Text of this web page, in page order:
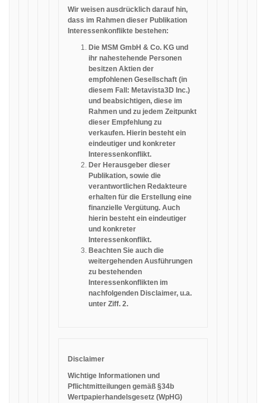
Wir weisen ausdrücklich darauf hin,
dass im Rahmen dieser Publikation
Interessenkonflikte bestehen:
Die MSM GmbH & Co. KG und
ihr nahestehende Personen
besitzen Aktien der
empfohlenen Gesellschaft (in
diesem Fall: Metavista3D Inc.)
und beabsichtigen, diese im
Rahmen und zu jedem Zeitpunkt
dieser Empfehlung zu
verkaufen. Hierin besteht ein
eindeutiger und konkreter
Interessenkonflikt.
Der Herausgeber dieser
Publikation, sowie die
verantwortlichen Redakteure
erhalten für die Erstellung eine
finanzielle Vergütung. Auch
hierin besteht ein eindeutiger
und konkreter
Interessenkonflikt.
Beachten Sie auch die
weitergehenden Ausführungen
zu bestehenden
Interessenkonflikten im
nachfolgenden Disclaimer, u.a.
unter Ziff. 2.
Disclaimer
Wichtige Informationen und
Pflichtmitteilungen gemäß §34b
Wertpapierhandelsgesetz (WpHG)